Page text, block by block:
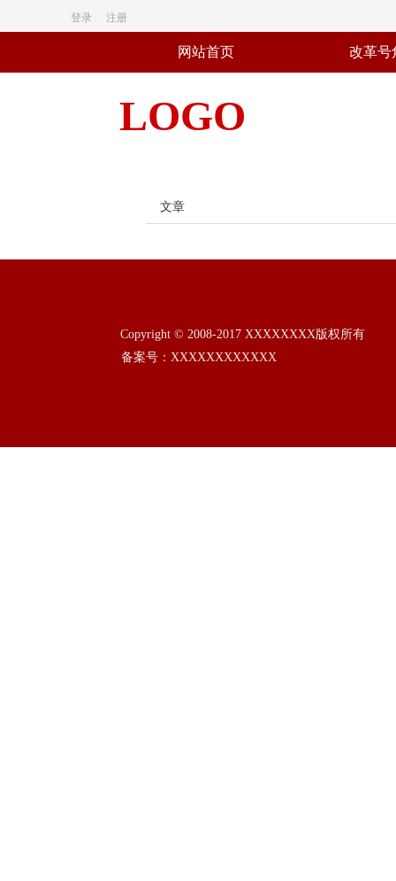
登录 注册
网站首页 改革号
LOGO
文章
Copyright © 2008-2017 XXXXXXXX版权所有
备案号：XXXXXXXXXXXX